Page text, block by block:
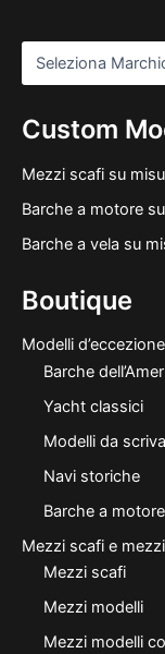
Custom
Mezzi scafi su
Barche a motore
Barche a vela su
Boutique
Modelli d’eccezione
Barche
Yacht classici
Modelli da
Navi storiche
Barche a motore
Mezzi scafi e
Mezzi scafi
Mezzi modelli
Mezzi modelli